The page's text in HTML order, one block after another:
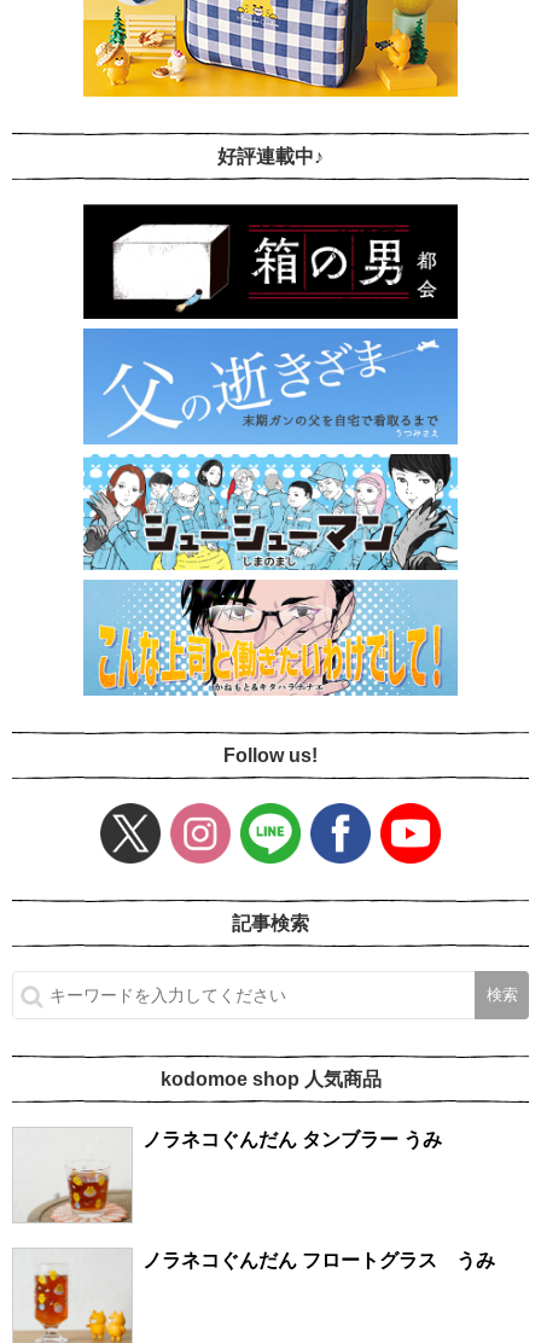
好評連載中♪
Follow us!
記事検索
kodomoe shop 人気商品
ノラネコぐんだん タンブラー うみ
ノラネコぐんだん フロートグラス うみ